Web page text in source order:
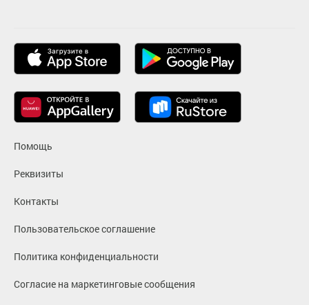
Помощь
Реквизиты
Контакты
Пользовательское соглашение
Политика конфиденциальности
Согласие на маркетинговые сообщения